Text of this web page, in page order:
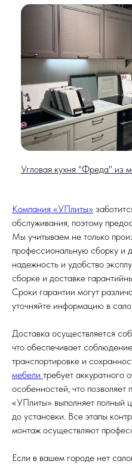
Угловая кухня "Фреда" из
Компания «УПлиты»
обслуживания, поэтому
Мы учитываем не только
профессиональную сборку и
надежность и удобство
сборке и доставке
Сроки гарантии могут
уточняйте информацию в
Доставка осуществляется
что обеспечивает
транспортировке и
мебели требует аккуратного
особенностей, что позволяет
«УПлиты» выполняет полный
до установки. Все этапы
монтаж осуществляют
Если в вашем городе нет